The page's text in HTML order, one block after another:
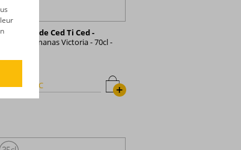
Rhums de Ced Ti Ced -
Arrangés - Ananas Victoria - 70cl -
+
€ TTC